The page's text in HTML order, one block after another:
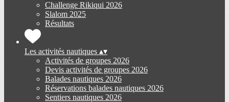
Challenge Rikiqui 2026
Slalom 2025
Résultats
Les activités nautiques ▴▾
Activités de groupes 2026
Devis activités de groupes 2026
Balades nautiques 2026
Réservations balades nautiques 2026
Sentiers nautiques 2026